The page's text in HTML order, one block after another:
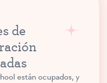
de
están ocupados, y